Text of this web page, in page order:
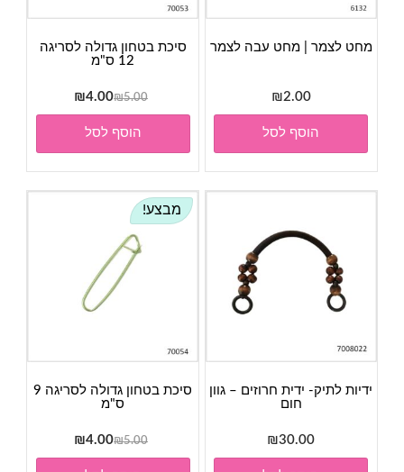
סיכת בטחון גדולה לסריגה
12 ס"מ
₪5.00
המחיר
המקורי
היה:
₪5.00.
₪4.00
המחיר
הנוכחי
₪4.00.
הוסף לסל
מחט לצמר | מחט עבה לצמר
₪2.00
הוסף לסל
מבצע!
סיכת בטחון גדולה לסריגה 9
ס"מ
₪5.00
המחיר
המקורי
₪4.00
המחיר
הנוכחי
ידיות לתיק- ידית חרוזים – גוון
חום
₪30.00